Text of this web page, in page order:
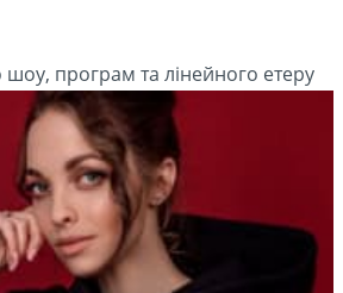
шоу, програм та лінейного етеру